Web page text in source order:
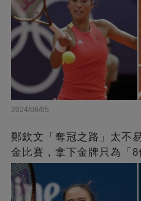
2024/08/05
鄭欽文「奪冠之路」太不
金比賽，拿下金牌只為「8